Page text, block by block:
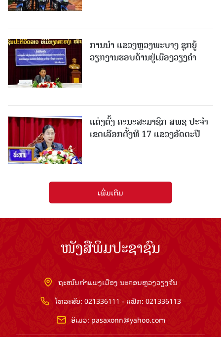
ການນຳ ແຂວງຫຼວງພະບາງ ຊຸກຍູ້
ວຽກງານຮອບດ້ານຢູ່ເມືອງວຽງຄໍາ
ແຕ່ງຕັ້ງ ຄະນະສະມາຊິກ ສພຊ ປະຈຳ
ເຂດເລືອກຕັ້ງທີ 17 ແຂວງອັດຕະປື
ເພີ່ມເຕີມ
ໜັງສືພິມປະຊາຊົນ
ຖະໜົນກຳແພງເມືອງ ນະຄອນຫຼວງວຽງຈັນ
ໂທລະສັບ: 021336111 - ແຟັກ: 021336113
ອີເມວ: pasaxonn@yahoo.com